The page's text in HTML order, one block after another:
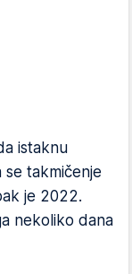
istaknu
se takmičenje
je 2022.
nekoliko dana